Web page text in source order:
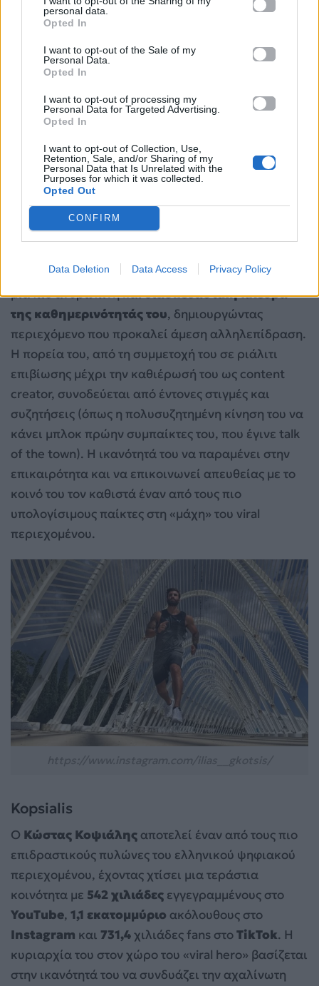
personal data.
Opted In
I want to opt-out of the Sale of my
Personal Data.
Opted In
I want to opt-out of processing my
Personal Data for Targeted Advertising.
Opted In
I want to opt-out of Collection, Use,
Retention, Sale, and/or Sharing of my
Personal Data that Is Unrelated with the
Purposes for which it was collected.
Opted Out
CONFIRM
Data Deletion Data Access Privacy Policy
https://www.instagram.com/j.touni
Ilias Gkotsis
Ηλίας Γκότσηςέχει καταφέρει να χτίσει μια
πανίσχυρη ψηφιακή παρουσία με 1,2 εκατομμύρια
followers στο TikTok και 522 χιλιάδες στο
Instagram, αποδεικνύοντας ότι το χιούμορ και ο
αυθορμητισμός είναι το «κλειδί» της επιτυχίας. Ο
χρησιμοποιεί τα social media για να παρουσιάσει
μια πιο ανθρώπινη καιδιασκεδαστική πλευρά
της καθημερινότητάς του, δημιουργώντας
περιεχόμενο που προκαλεί άμεση αλληλεπίδραση.
Η πορεία του, από τη συμμετοχή του σε ριάλιτι
επιβίωσης μέχρι την καθιέρωσή του ως content
creator, συνοδεύεται από έντονες στιγμές και
συζητήσεις (όπως η πολυσυζητημένη κίνηση του να
κάνει μπλοκ πρώην συμπαίκτες του, που έγινε talk
of the town). Η ικανότητά του να παραμένει στην
επικαιρότητα και να επικοινωνεί απευθείας με το
κοινό του τον καθιστά έναν από τους πιο
υπολογίσιμους παίκτες στη «μάχη» του viral
περιεχομένου.
Kopsialis
Ο Κώστας Κοψιάλης αποτελεί έναν από τους πιο
επιδραστικούς πυλώνες του ελληνικού ψηφιακού
περιεχομένου, έχοντας χτίσει μια τεράστια
κοινότητα με 542 χιλιάδες εγγεγραμμένους στο
YouTube, 1,1 εκατομμύριο ακόλουθους στο
Instagram και 731,4χιλιάδες fans στοTikTok. Η
κυριαρχία του στον χώρο του «viral hero» βασίζεται
στην ικανότητά του να συνδυάζει την αχαλίνωτη